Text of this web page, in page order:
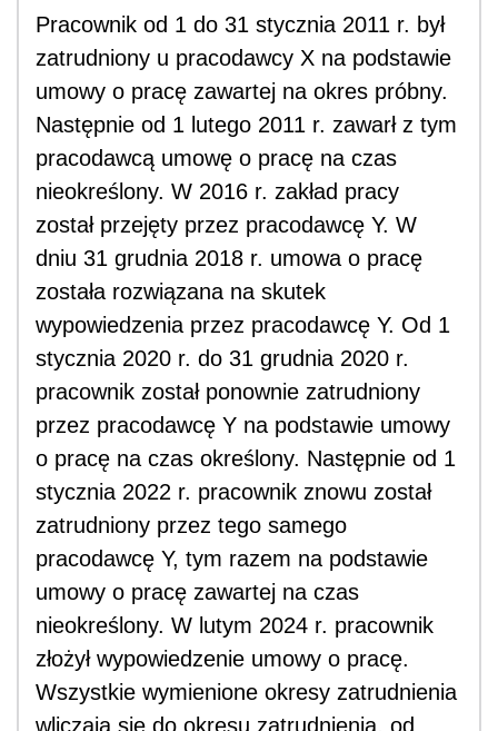
Pracownik od 1 do 31 stycznia 2011 r. był
zatrudniony u pracodawcy X na podstawie
umowy o pracę zawartej na okres próbny.
Następnie od 1 lutego 2011 r. zawarł z tym
pracodawcą umowę o pracę na czas
nieokreślony. W 2016 r. zakład pracy
został przejęty przez pracodawcę Y. W
dniu 31 grudnia 2018 r. umowa o pracę
została rozwiązana na skutek
wypowiedzenia przez pracodawcę Y. Od 1
stycznia 2020 r. do 31 grudnia 2020 r.
pracownik został ponownie zatrudniony
przez pracodawcę Y na podstawie umowy
o pracę na czas określony. Następnie od 1
stycznia 2022 r. pracownik znowu został
zatrudniony przez tego samego
pracodawcę Y, tym razem na podstawie
umowy o pracę zawartej na czas
nieokreślony. W lutym 2024 r. pracownik
złożył wypowiedzenie umowy o pracę.
Wszystkie wymienione okresy zatrudnienia
wliczają się do okresu zatrudnienia, od